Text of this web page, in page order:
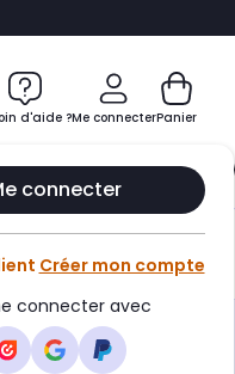
d'aide ?Me connecter
connecter
Créer mon compte
connecter avec
Panier
Infinity